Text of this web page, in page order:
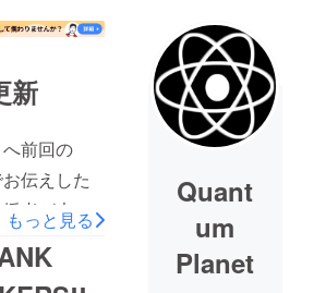
新
前回の
伝えした
者が大多
、トラン
による国
もっと見る
Quant
um
Planet